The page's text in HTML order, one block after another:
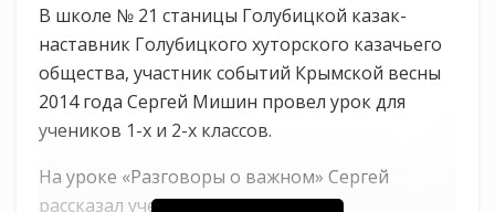
В школе № 21 станицы Голубицкой казак-
наставник Голубицкого хуторского казачьего
общества, участник событий Крымской весны
2014 года Сергей Мишин провел урок для
учеников 1-х и 2-х классов.
На уроке «Разговоры о важном» Сергей
рассказал ученикам о событиях,